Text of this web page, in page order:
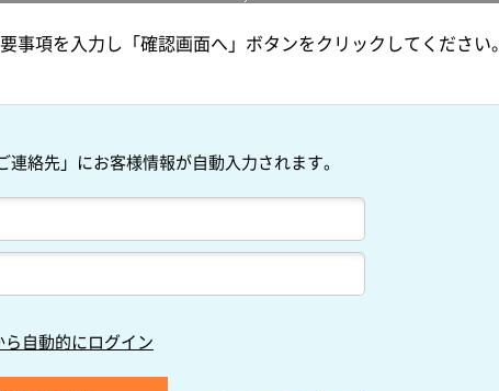
事項を入力し「確認画面へ」ボタンをクリックしてください。
絡先」にお客様情報が自動入力されます。
ら自動的にログイン